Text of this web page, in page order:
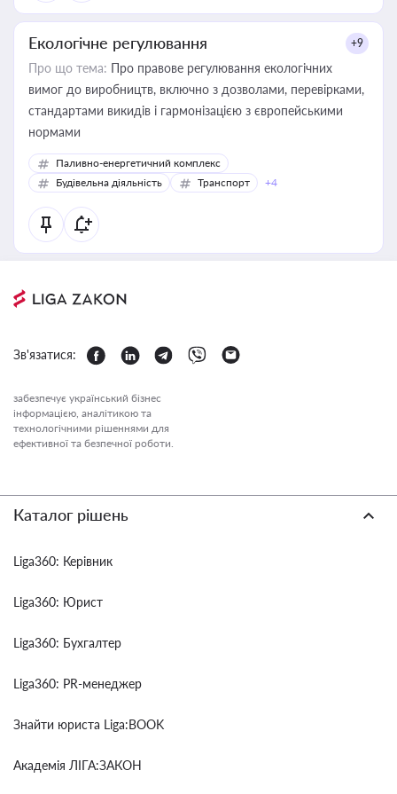
Екологічне регулювання +9
Про що тема: Про правове регулювання екологічних
вимог до виробництв, включно з дозволами, перевірками,
стандартами викидів і гармонізацією з європейськими
нормами
Паливно-енергетичний комплекс
Будівельна діяльність
Транспорт +4
Зв'язатися:
забезпечує український бізнес
інформацією, аналітикою та
технологічними рішеннями для
ефективної та безпечної роботи.
Каталог рішень
Liga360: Керівник
Liga360: Юрист
Liga360: Бухгалтер
Liga360: PR-менеджер
Знайти юриста Liga:BOOK
Академія ЛІГА:ЗАКОН